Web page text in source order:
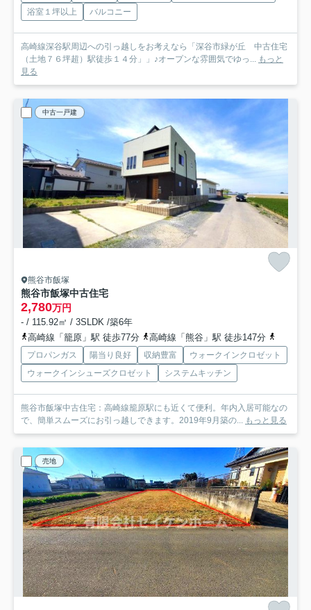
浴室１坪以上
バルコニー
高崎線深谷駅周辺への引っ越しをお考えなら「深谷市緑が丘 中古住宅
（土地７６坪超）駅徒歩１４分」」♪オープンな雰囲気でゆっ... もっと
見る
中古一戸建
熊谷市飯塚
熊谷市飯塚中古住宅
2,780万円
- / 115.92㎡ / 3SLDK /築6年
高崎線「籠原」駅 徒歩77分
高崎線「熊谷」駅 徒歩147分
プロパンガス 陽当り良好 収納豊富
ウォークインクロゼット
ウォークインシューズクロゼット
システムキッチン
熊谷市飯塚中古住宅：高崎線籠原駅にも近くて便利。年内入居可能なの
で、簡単スムーズにお引っ越しできます。2019年9月築の... もっと見る
売地